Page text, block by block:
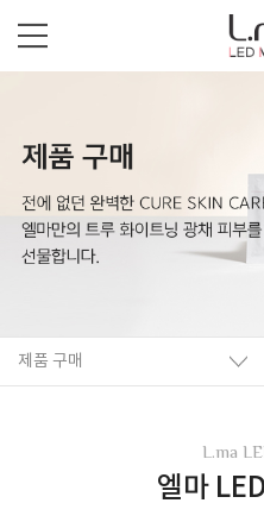
제품 구매
L.ma
엘마